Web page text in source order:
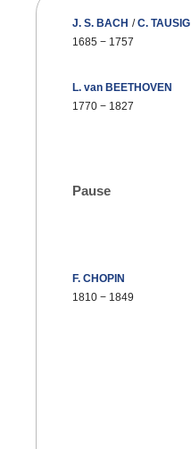
J. S. BACH /C. TAUSIG
1685 − 1757
L. van BEETHOVEN
1770 − 1827
Pause
F. CHOPIN
1810 − 1849